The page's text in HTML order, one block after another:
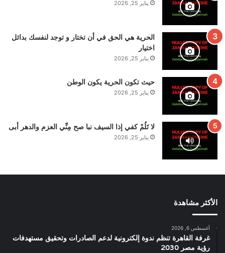
يناير 25, 2026
الحرية هي الحق في أن تختار و توجد لنفسك بدائل
اختيار
يناير 25, 2026
حيث تكون الحرية يكون الوطن
يناير 25, 2026
لا تَلُمْ كفي إذا السيف نبا صح مِنِّي العزم والدهر أبى
يناير 25, 2026
الأكثر مشاهدة
أغسطس 6, 2026
غرفة القاهرة تنظم ندوة إلكترونية لدعم الصادرات وتحقيق مستهدفات
رؤية مصر 2030